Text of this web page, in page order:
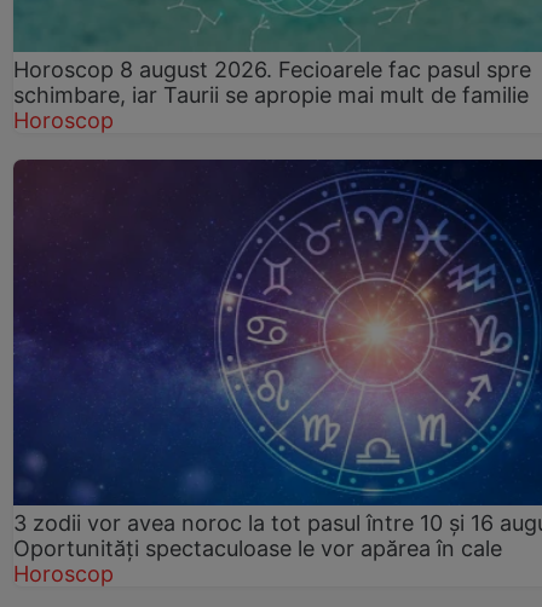
Horoscop 8 august 2026. Fecioarele fac pasul spre
schimbare, iar Taurii se apropie mai mult de familie
Horoscop
3 zodii vor avea noroc la tot pasul între 10 și 16
Oportunități spectaculoase le vor apărea în cale
Horoscop